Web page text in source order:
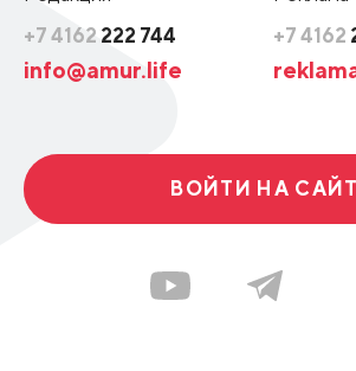
+7 4162 222 744
info@amur.life
+7 4162
ВОЙТИ НА САЙТ